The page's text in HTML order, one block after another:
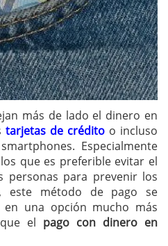
más de lado el dinero en
tarjetas de crédito o incluso
Especialmente
que es preferible evitar el
personas para prevenir los
este método de pago se
en una opción mucho más
el pago con dinero en